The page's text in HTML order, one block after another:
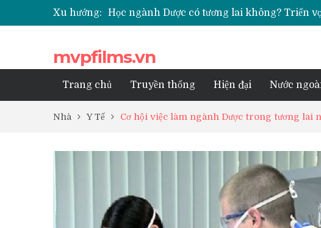
Xu hướng:
Học Dược trường tư nào tốt? Danh sách
ETC trong ngành Dược là gì? Đặc điểm và
Ngành Điều dưỡng lấy bao nhiêu điểm? Dự
mvpfilms.vn
Trang chủ Truyền thống Hiện đại Nước
Nhà Y Tế Cơ hội việc làm ngành Dược trong tương lai